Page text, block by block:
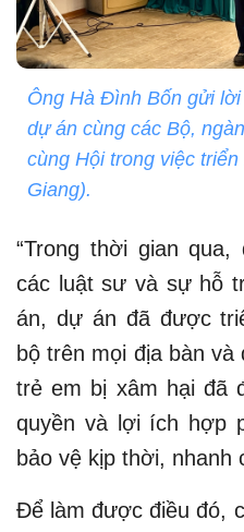
Ông Hà Đình Bốn gửi
dự án cùng các Bộ,
cùng Hội trong việc
Giang).
“Trong thời gian
các luật sư và sự hỗ
án, dự án đã được
bộ trên mọi địa bàn và
trẻ em bị xâm hại đã
quyền và lợi ích hợp
bảo vệ kịp thời, nhanh
Để làm được điều đó,